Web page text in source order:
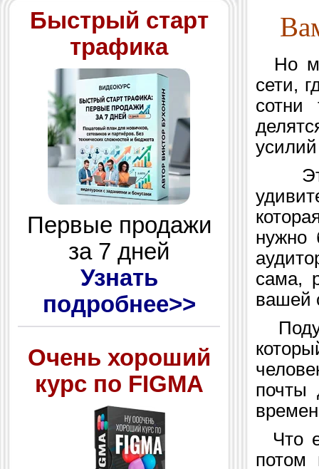
Быстрый старт
трафика
Первые продажи
за 7 дней
Узнать
подробнее>>
Очень хороший
курс по FIGMA
Но
сети,
Это
нужно
сама,
вашей
почты
Что
потом